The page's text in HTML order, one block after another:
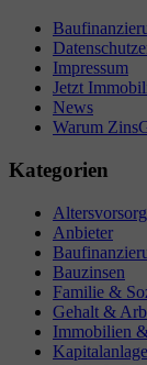
Impressum
Jetzt
News
Warum
Kategorien
Anbieter
Bauzinsen
Familie &
Gehalt &
Immobilien
Kapitalanlage